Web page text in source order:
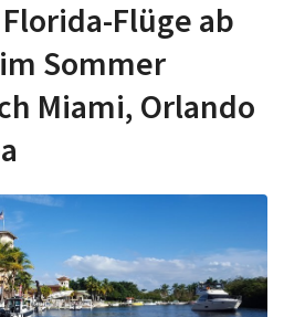
Flüge ab
Sommer
Miami, Orlando